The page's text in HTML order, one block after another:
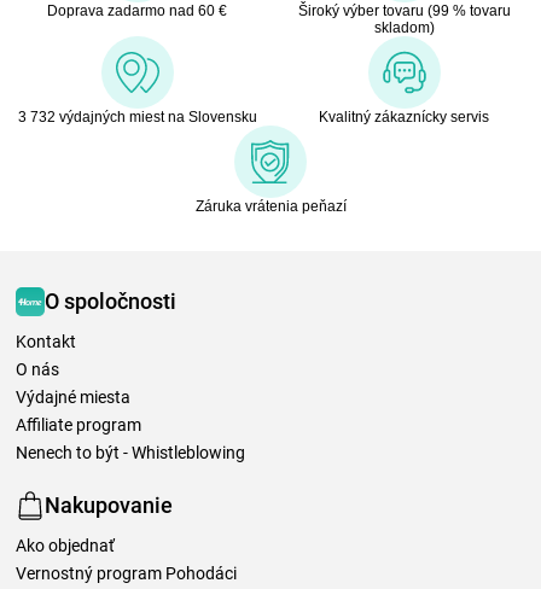
Doprava zadarmo nad 60 €
Široký výber tovaru (99 % tovaru
skladom)
3 732 výdajných miest na Slovensku Kvalitný zákaznícky servis
Záruka vrátenia peňazí
O spoločnosti
Kontakt
O nás
Výdajné miesta
Affiliate program
Nenech to být - Whistleblowing
Nakupovanie
Ako objednať
Vernostný program Pohodáci